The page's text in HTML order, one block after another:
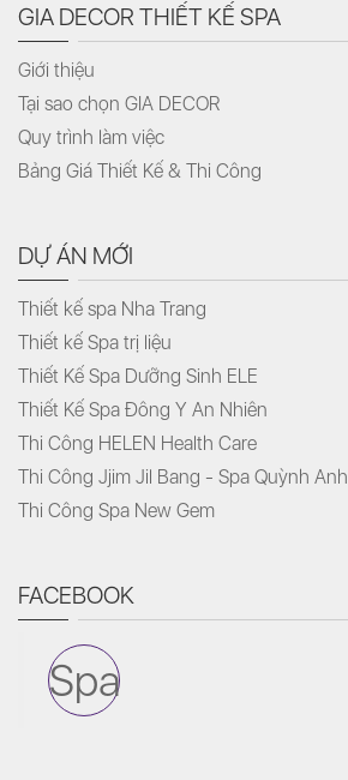
GIA DECOR THIẾT KẾ SPA
Giới thiệu
Tại sao chọn GIA DECOR
Quy trình làm việc
Bảng Giá Thiết Kế & Thi Công
DỰ ÁN MỚI
Thiết kế spa Nha Trang
Thiết kế Spa trị liệu
Thiết Kế Spa Dưỡng Sinh ELE
Thiết Kế Spa Đông Y An Nhiên
Thi Công HELEN Health Care
Thi Công Jjim Jil Bang - Spa Quỳnh Anh
Thi Công Spa New Gem
FACEBOOK
Spa